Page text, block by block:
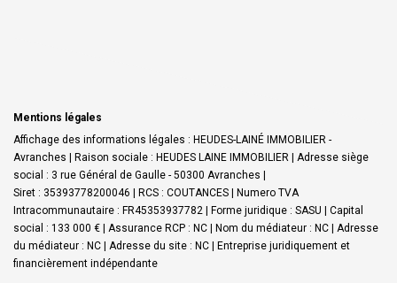
Mentions légales
Affichage des informations légales : HEUDES-LAINÉ IMMOBILIER -
Avranches | Raison sociale : HEUDES LAINE IMMOBILIER | Adresse siège
social : 3 rue Général de Gaulle - 50300 Avranches |
Siret : 35393778200046 | RCS : COUTANCES | Numero TVA
Intracommunautaire : FR45353937782 | Forme juridique : SASU | Capital
social : 133 000 € | Assurance RCP : NC | Nom du médiateur : NC | Adresse
du médiateur : NC | Adresse du site : NC | Entreprise juridiquement et
financièrement indépendante